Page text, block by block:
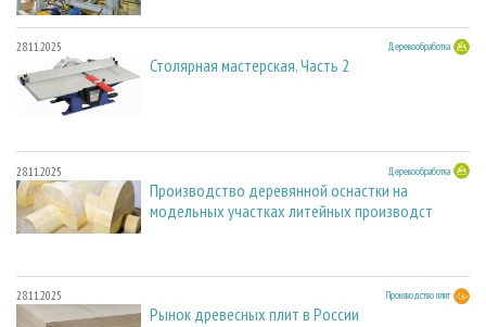
28.11.2025 Деревообработка
Столярная мастерская. Часть 2
28.11.2025 Деревообработка
Производство деревянной оснастки на
модельных участках литейных производст
28.11.2025 Производство плит
Рынок древесных плит в России